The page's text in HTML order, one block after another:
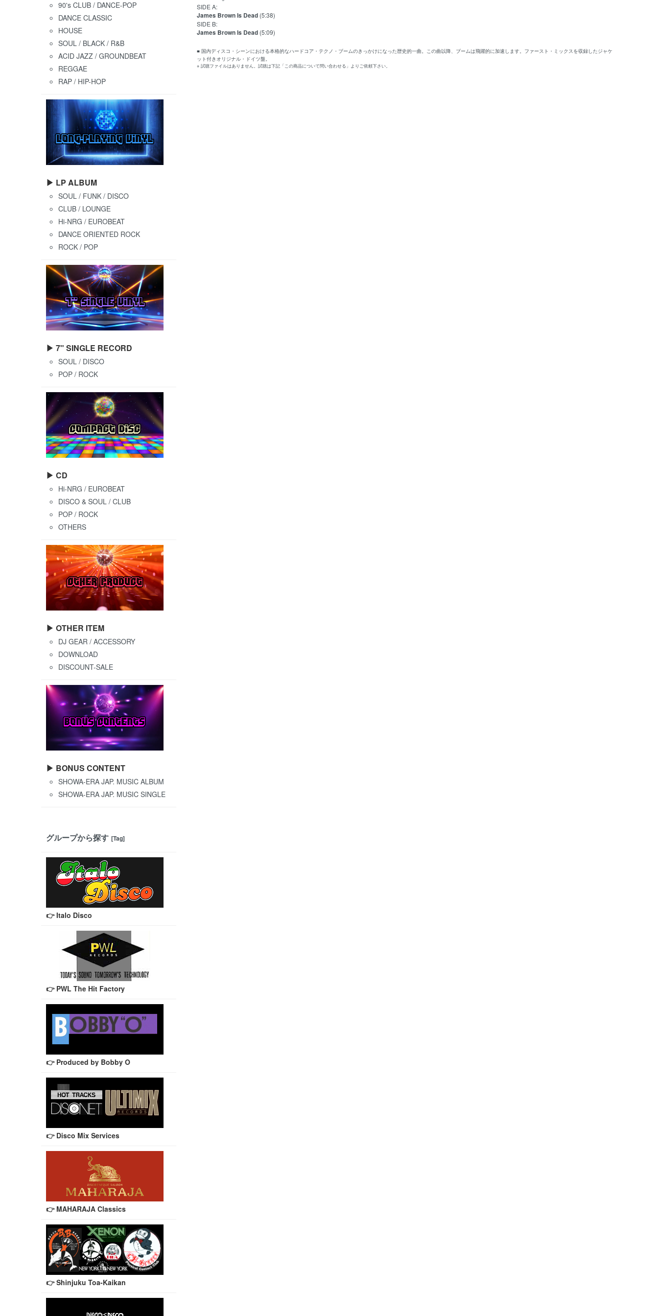
SIDE A:
James Brown Is Dead (5:38)
SIDE B:
James Brown Is Dead (5:09)
■ 国内ディスコ・シーンにおける本格的なハードコア・テクノ・ブームのきっかけになった歴史的一曲。この曲以降、ブームは飛躍的に加速します。ファースト・ミックスを収録したジャケ
ット付きオリジナル・ドイツ盤。
※ 試聴ファイルはありません。試聴は下記「この商品について問い合わせる」よりご依頼下さい。
90's CLUB / DANCE-POP
DANCE CLASSIC
HOUSE
SOUL / BLACK / R&B
ACID JAZZ / GROUNDBEAT
REGGAE
RAP / HIP-HOP
▶ LP ALBUM
SOUL / FUNK / DISCO
CLUB / LOUNGE
Hi-NRG / EUROBEAT
DANCE ORIENTED ROCK
ROCK / POP
▶ 7" SINGLE RECORD
SOUL / DISCO
POP / ROCK
▶ CD
Hi-NRG / EUROBEAT
DISCO & SOUL / CLUB
POP / ROCK
OTHERS
▶ OTHER ITEM
DJ GEAR / ACCESSORY
DOWNLOAD
DISCOUNT-SALE
▶ BONUS CONTENT
SHOWA-ERA JAP. MUSIC ALBUM
SHOWA-ERA JAP. MUSIC SINGLE
グループから探す [Tag]
👉 Italo Disco
👉 PWL The Hit Factory
👉 Produced by Bobby O
👉 Disco Mix Services
👉 MAHARAJA Classics
👉 Shinjuku Toa-Kaikan